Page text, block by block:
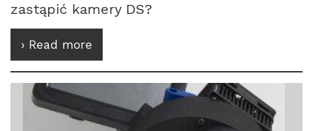
zastąpić kamery DS?
› Read more